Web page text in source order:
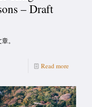
– Draft
。
Read more